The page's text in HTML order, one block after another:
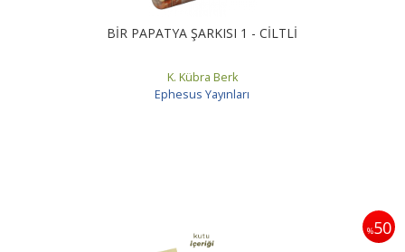
BİR PAPATYA ŞARKISI 1 - CİLTLİ
K. Kübra Berk
Ephesus Yayınları
%50